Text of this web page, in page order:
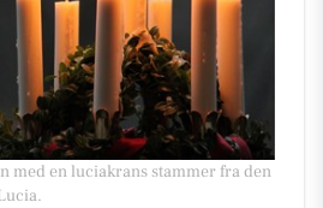
med en luciakrans stammer fra den